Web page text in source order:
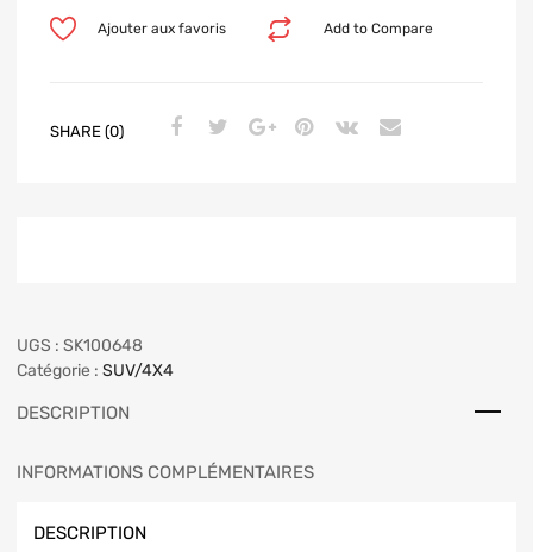
Add to Compare
Ajouter aux favoris
SHARE (0)
UGS : SK100648
Catégorie : SUV/4X4
DESCRIPTION
INFORMATIONS COMPLÉMENTAIRES
DESCRIPTION